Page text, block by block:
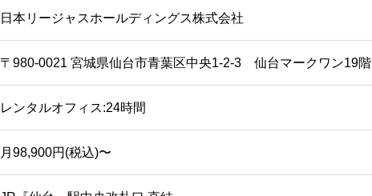
日本リージャスホールディングス株式会社
〒980-0021 宮城県仙台市青葉区中央1-2-3 仙台マークワン19階
レンタルオフィス:24時間
月98,900円(税込)〜